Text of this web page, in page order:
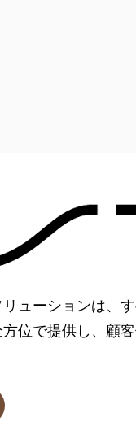
ューションは、
位で提供し、顧